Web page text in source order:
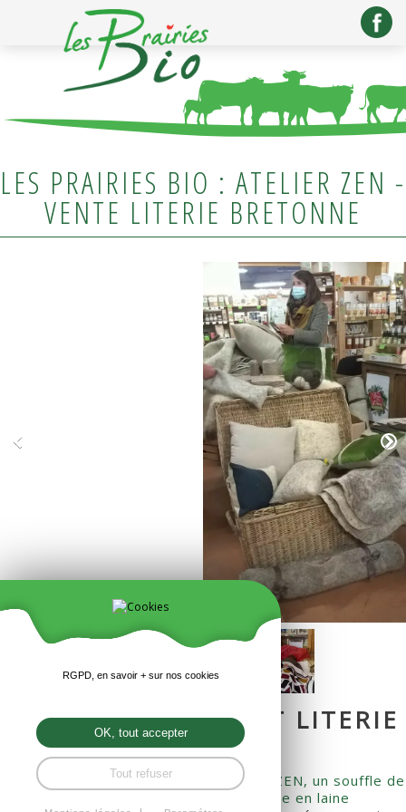
LES PRAIRIES BIO : ATELIER ZEN -
VENTE LITERIE BRETONNE
ATELIER DÉTENTE ET LITERIE
EN LAINE
Un grand merci à Annick, Eloïse de
TARA ZEN, un souffle de
Gloan Glav - literie en laine
RGPD, en savoir + sur nos cookies
OK, tout accepter
Tout refuser